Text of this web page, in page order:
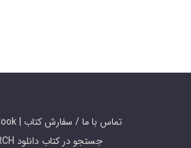
Contact Us / Order Book | تماس با ما / سفارش کتاب
SEARCH جستجو در کتاب دانلود